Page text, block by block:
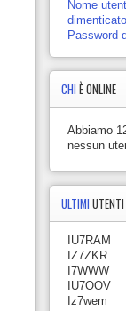
Nome
Password
CHI È ONLINE
Abbiamo
nessun
ULTIMI
IU7RAM
IZ7ZKR
I7WWW
IU7OOV
Iz7wem